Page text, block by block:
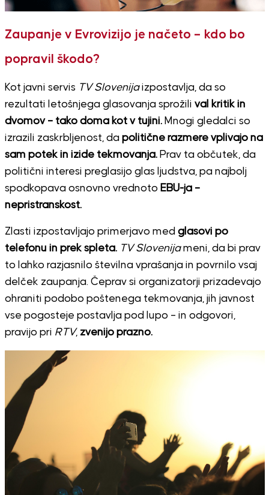
Zaupanje v Evrovizijo je načeto – kdo bo
popravil škodo?
Kot javni servis TV Slovenijaizpostavlja, da so
rezultati letošnjega glasovanja sprožili val kritik in
dvomov – tako doma kot v tujini.Mnogi gledalci so
izrazili zaskrbljenost, da politične razmere vplivajo na
sam potek in izide tekmovanja.Prav ta občutek, da
politični interesi preglasijo glas ljudstva, pa najbolj
spodkopava osnovno vrednoto EBU-ja –
nepristranskost.
Zlasti izpostavljajo primerjavo med glasovi po
telefonu in prek spleta. TV Slovenijameni, da bi prav
to lahko razjasnilo številna vprašanja in povrnilo vsaj
delček zaupanja. Čeprav si organizatorji prizadevajo
ohraniti podobo poštenega tekmovanja, jih javnost
vse pogosteje postavlja pod lupo – in odgovori,
pravijo pri RTV, zvenijo prazno.